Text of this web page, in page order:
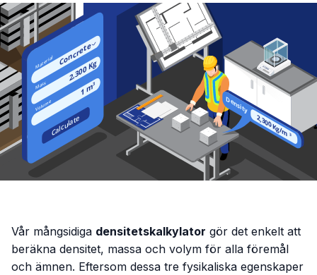
Vår mångsidiga densitetskalkylator gör det enkelt att
beräkna densitet, massa och volym för alla föremål
och ämnen. Eftersom dessa tre fysikaliska egenskaper